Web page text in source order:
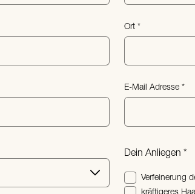
Ort
E-Mail Adresse
Dein Anliegen
Verfeinerung